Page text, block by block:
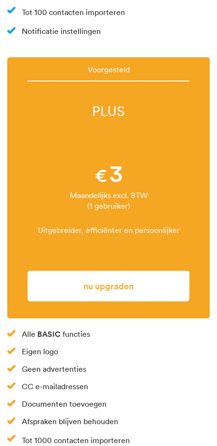
Tot 100 contacten importeren
Notificatie instellingen
Voorgesteld
PLUS
€3
Maandelijks excl. BTW
(1 gebruiker)
Uitgebreider, efficiënter en persoonlijker
Nu upgraden
Alle BASIC functies
Eigen logo
Geen advertenties
CC e-mailadressen
Documenten toevoegen
Afspraken blijven behouden
Tot 1000 contacten importeren